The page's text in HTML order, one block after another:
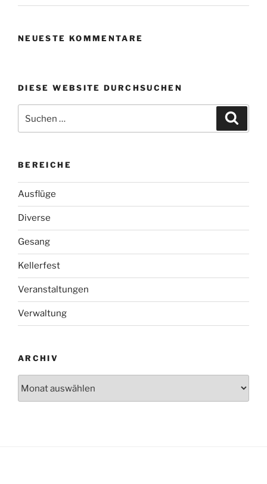
NEUESTE KOMMENTARE
DIESE WEBSITE DURCHSUCHEN
nach:
BEREICHE
Ausflüge
Diverse
Gesang
Kellerfest
Veranstaltungen
Verwaltung
ARCHIV